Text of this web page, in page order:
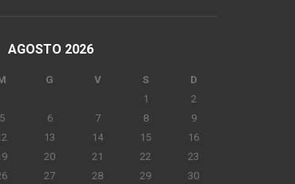
AGOSTO 2026
G V S
D
1
2
5 6 7 8
9
13 14 15
16
20 21 22
23
27 28 29 30